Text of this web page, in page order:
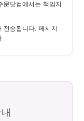
문닷컴에서는 책임지
전송됩니다. 메시지
.